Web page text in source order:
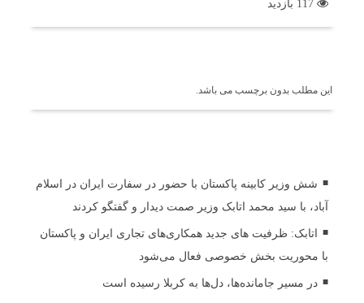
این مطلب بدون برچسب می باشد.
شش وزیر کابینه پاکستان با حضور در سفارت ایران در اسلام
آباد، با سید محمد اتابک وزیر صمت دیدار و گفتگو کردند
اتابک: ظرفیت های جدید همکاری‌های تجاری ایران و پاکستان
با محوریت بخش خصوصی فعال می‌شود
در مسیر جا‌مانده‌ها، دل‌ها به کربلا رسیده است